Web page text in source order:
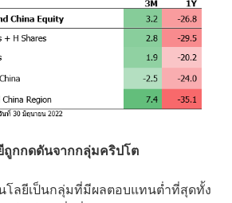
ถูกกดดันจากกลุ่มคริปโต
โลยีเป็นกลุ่มที่มีผลตอบแทนต่ำที่สุดทั้ง